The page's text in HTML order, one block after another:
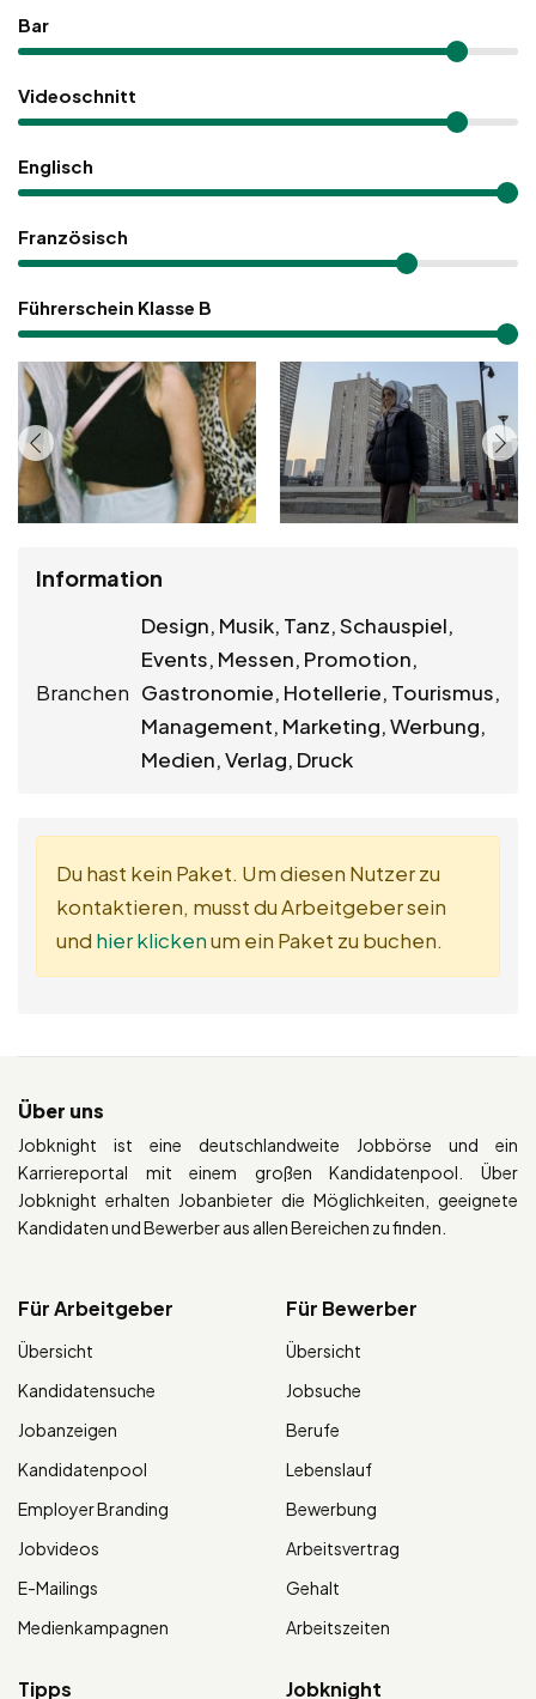
Bar
Videoschnitt
Englisch
Französisch
Führerschein Klasse B
Information
Branchen
Design, Musik, Tanz, Schauspiel,
Events, Messen, Promotion,
Gastronomie, Hotellerie, Tourismus,
Management, Marketing, Werbung,
Medien, Verlag, Druck
Du hast kein Paket. Um diesen Nutzer zu
kontaktieren, musst du Arbeitgeber sein
und hier klickenum ein Paket zu buchen.
Über uns
Jobknight ist eine deutschlandweite Jobbörse und ein
Karriereportal mit einem großen Kandidatenpool. Über
Jobknight erhalten Jobanbieter die Möglichkeiten, geeignete
Kandidaten und Bewerber aus allen Bereichen zu finden.
Für Arbeitgeber
Übersicht
Kandidatensuche
Jobanzeigen
Kandidatenpool
Employer Branding
Jobvideos
E-Mailings
Medienkampagnen
Für Bewerber
Übersicht
Jobsuche
Berufe
Lebenslauf
Bewerbung
Arbeitsvertrag
Gehalt
Arbeitszeiten
Tipps Jobknight